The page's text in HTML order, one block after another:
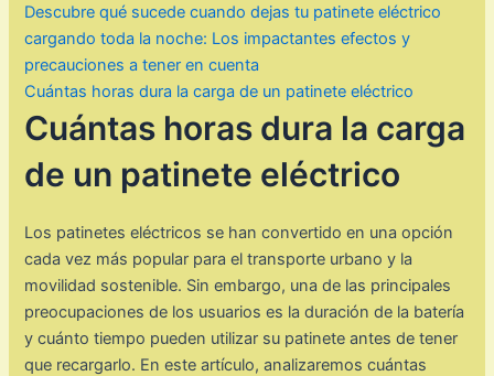
Descubre qué sucede cuando dejas tu patinete eléctrico
cargando toda la noche: Los impactantes efectos y
precauciones a tener en cuenta
Cuántas horas dura la carga de un patinete eléctrico
Cuántas horas dura la carga
de un patinete eléctrico
Los patinetes eléctricos se han convertido en una opción
cada vez más popular para el transporte urbano y la
movilidad sostenible. Sin embargo, una de las principales
preocupaciones de los usuarios es la duración de la batería
y cuánto tiempo pueden utilizar su patinete antes de tener
que recargarlo. En este artículo, analizaremos cuántas